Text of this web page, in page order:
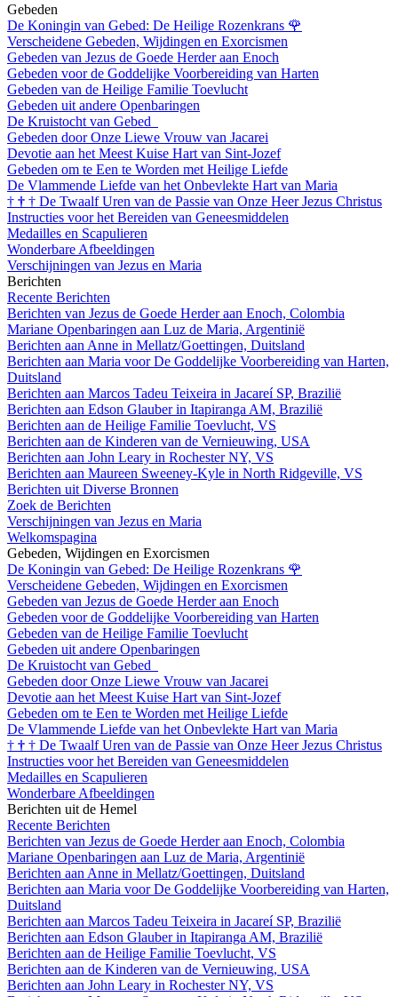
Gebeden
De Koningin van Gebed: De Heilige Rozenkrans 🌹
Verscheidene Gebeden, Wijdingen en Exorcismen
Gebeden van Jezus de Goede Herder aan Enoch
Gebeden voor de Goddelijke Voorbereiding van Harten
Gebeden van de Heilige Familie Toevlucht
Gebeden uit andere Openbaringen
De Kruistocht van Gebed
Gebeden door Onze Liewe Vrouw van Jacarei
Devotie aan het Meest Kuise Hart van Sint-Jozef
Gebeden om te Een te Worden met Heilige Liefde
De Vlammende Liefde van het Onbevlekte Hart van Maria
† † † De Twaalf Uren van de Passie van Onze Heer Jezus Christus
Instructies voor het Bereiden van Geneesmiddelen
Medailles en Scapulieren
Wonderbare Afbeeldingen
Verschijningen van Jezus en Maria
Berichten
Recente Berichten
Berichten van Jezus de Goede Herder aan Enoch, Colombia
Mariane Openbaringen aan Luz de Maria, Argentinië
Berichten aan Anne in Mellatz/Goettingen, Duitsland
Berichten aan Maria voor De Goddelijke Voorbereiding van Harten,
Duitsland
Berichten aan Marcos Tadeu Teixeira in Jacareí SP, Brazilië
Berichten aan Edson Glauber in Itapiranga AM, Brazilië
Berichten aan de Heilige Familie Toevlucht, VS
Berichten aan de Kinderen van de Vernieuwing, USA
Berichten aan John Leary in Rochester NY, VS
Berichten aan Maureen Sweeney-Kyle in North Ridgeville, VS
Berichten uit Diverse Bronnen
Zoek de Berichten
Verschijningen van Jezus en Maria
Welkomspagina
Gebeden, Wijdingen en Exorcismen
De Koningin van Gebed: De Heilige Rozenkrans 🌹
Verscheidene Gebeden, Wijdingen en Exorcismen
Gebeden van Jezus de Goede Herder aan Enoch
Gebeden voor de Goddelijke Voorbereiding van Harten
Gebeden van de Heilige Familie Toevlucht
Gebeden uit andere Openbaringen
De Kruistocht van Gebed
Gebeden door Onze Liewe Vrouw van Jacarei
Devotie aan het Meest Kuise Hart van Sint-Jozef
Gebeden om te Een te Worden met Heilige Liefde
De Vlammende Liefde van het Onbevlekte Hart van Maria
† † † De Twaalf Uren van de Passie van Onze Heer Jezus Christus
Instructies voor het Bereiden van Geneesmiddelen
Medailles en Scapulieren
Wonderbare Afbeeldingen
Berichten uit de Hemel
Recente Berichten
Berichten van Jezus de Goede Herder aan Enoch, Colombia
Mariane Openbaringen aan Luz de Maria, Argentinië
Berichten aan Anne in Mellatz/Goettingen, Duitsland
Berichten aan Maria voor De Goddelijke Voorbereiding van Harten,
Duitsland
Berichten aan Marcos Tadeu Teixeira in Jacareí SP, Brazilië
Berichten aan Edson Glauber in Itapiranga AM, Brazilië
Berichten aan de Heilige Familie Toevlucht, VS
Berichten aan de Kinderen van de Vernieuwing, USA
Berichten aan John Leary in Rochester NY, VS